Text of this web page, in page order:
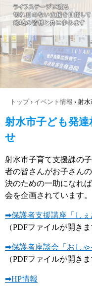
トップ › イベント情報 › 射水
射水市子ども発
せ
射水市子育て支援課の
者の皆さんがお子さん
決のための一助になれ
会を企画されています。
➡保護者支援講座「しぇ
（PDFファイルが開きま
➡保護者座談会「おしゃ
（PDFファイルが開きま
➡HP情報